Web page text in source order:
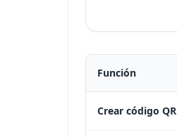
Función
Crear código QR